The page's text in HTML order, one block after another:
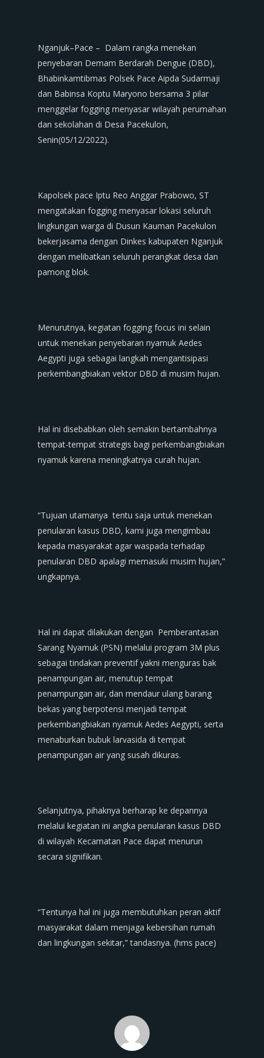
Nganjuk–Pace – Dalam rangka menekan
penyebaran Demam Berdarah Dengue (DBD),
Bhabinkamtibmas Polsek Pace Aipda Sudarmaji
dan Babinsa Koptu Maryono bersama 3 pilar
menggelar fogging menyasar wilayah perumahan
dan sekolahan di Desa Pacekulon,
Senin(05/12/2022).
Kapolsek pace Iptu Reo Anggar Prabowo, ST
mengatakan fogging menyasar lokasi seluruh
lingkungan warga di Dusun Kauman Pacekulon
bekerjasama dengan Dinkes kabupaten Nganjuk
dengan melibatkan seluruh perangkat desa dan
pamong blok.
Menurutnya, kegiatan fogging focus ini selain
untuk menekan penyebaran nyamuk Aedes
Aegypti juga sebagai langkah mengantisipasi
perkembangbiakan vektor DBD di musim hujan.
Hal ini disebabkan oleh semakin bertambahnya
tempat-tempat strategis bagi perkembangbiakan
nyamuk karena meningkatnya curah hujan.
“Tujuan utamanya tentu saja untuk menekan
penularan kasus DBD, kami juga mengimbau
kepada masyarakat agar waspada terhadap
penularan DBD apalagi memasuki musim hujan,”
ungkapnya.
Hal ini dapat dilakukan dengan Pemberantasan
Sarang Nyamuk (PSN) melalui program 3M plus
sebagai tindakan preventif yakni menguras bak
penampungan air, menutup tempat
penampungan air, dan mendaur ulang barang
bekas yang berpotensi menjadi tempat
perkembangbiakan nyamuk Aedes Aegypti, serta
menaburkan bubuk larvasida di tempat
penampungan air yang susah dikuras.
Selanjutnya, pihaknya berharap ke depannya
melalui kegiatan ini angka penularan kasus DBD
di wilayah Kecamatan Pace dapat menurun
secara signifikan.
“Tentunya hal ini juga membutuhkan peran aktif
masyarakat dalam menjaga kebersihan rumah
dan lingkungan sekitar,” tandasnya. (hms pace)